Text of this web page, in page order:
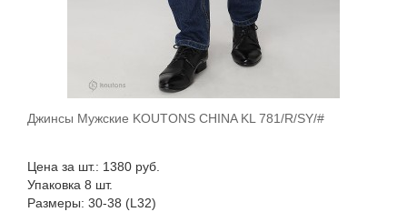
В корзину
Джинсы Мужские KOUTONS CHINA KL 781/R/SY/#
Цена за шт.: 1380 руб.
Упаковка 8 шт.
Размеры: 30-38 (L32)